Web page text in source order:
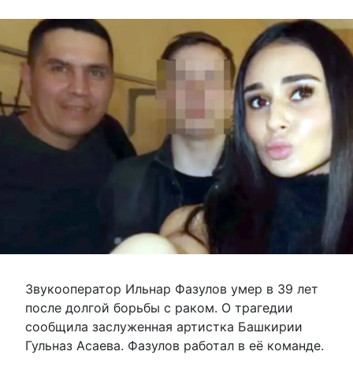
Звукооператор Ильнар Фазулов умер в 39 лет
после долгой борьбы с раком. О трагедии
сообщила заслуженная артистка Башкирии
Гульназ Асаева. Фазулов работал в её команде.